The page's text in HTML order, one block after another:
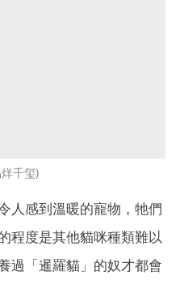
千玺
人感到溫暖的寵物，牠們
程度是其他貓咪種類難以
過「暹羅貓」的奴才都會